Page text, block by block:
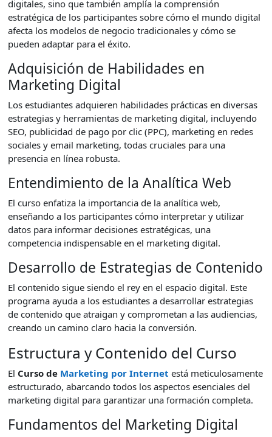
digitales, sino que también amplía la comprensión
estratégica de los participantes sobre cómo el mundo digital
afecta los modelos de negocio tradicionales y cómo se
pueden adaptar para el éxito.
Adquisición de Habilidades en
Marketing Digital
Los estudiantes adquieren habilidades prácticas en diversas
estrategias y herramientas de marketing digital, incluyendo
SEO, publicidad de pago por clic (PPC), marketing en redes
sociales y email marketing, todas cruciales para una
presencia en línea robusta.
Entendimiento de la Analítica Web
El curso enfatiza la importancia de la analítica web,
enseñando a los participantes cómo interpretar y utilizar
datos para informar decisiones estratégicas, una
competencia indispensable en el marketing digital.
Desarrollo de Estrategias de Contenido
El contenido sigue siendo el rey en el espacio digital. Este
programa ayuda a los estudiantes a desarrollar estrategias
de contenido que atraigan y comprometan a las audiencias,
creando un camino claro hacia la conversión.
Estructura y Contenido del Curso
El Curso de Marketing por Internet está meticulosamente
estructurado, abarcando todos los aspectos esenciales del
marketing digital para garantizar una formación completa.
Fundamentos del Marketing Digital